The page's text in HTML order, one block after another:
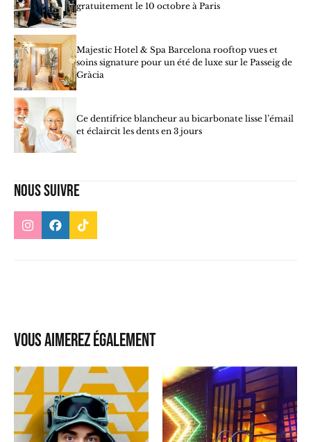
gratuitement le 10 octobre à Paris
Majestic Hotel & Spa Barcelona rooftop vues et
soins signature pour un été de luxe sur le Passeig de
Gràcia
Ce dentifrice blancheur au bicarbonate lisse l’émail
et éclaircit les dents en 3 jours
Nous suivre
Vous aimerez également